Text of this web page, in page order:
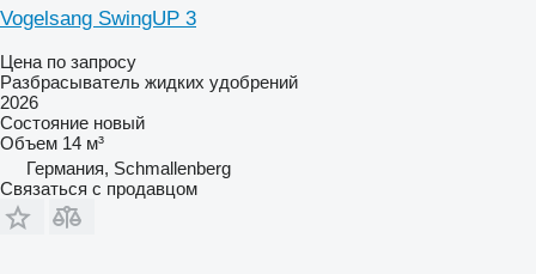
Vogelsang SwingUP 3
Цена по запросу
Разбрасыватель жидких удобрений
2026
Состояние новый
Объем 14 м³
Германия, Schmallenberg
Связаться с продавцом